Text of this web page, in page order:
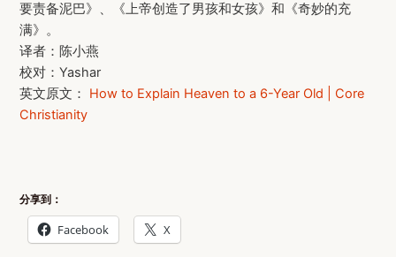
要责备泥巴》、《上帝创造了男孩和女孩》和《奇妙的充
满》。
译者：陈小燕
校对：Yashar
英文原文： How to Explain Heaven to a 6-Year Old | Core
Christianity
分享到：
Facebook X